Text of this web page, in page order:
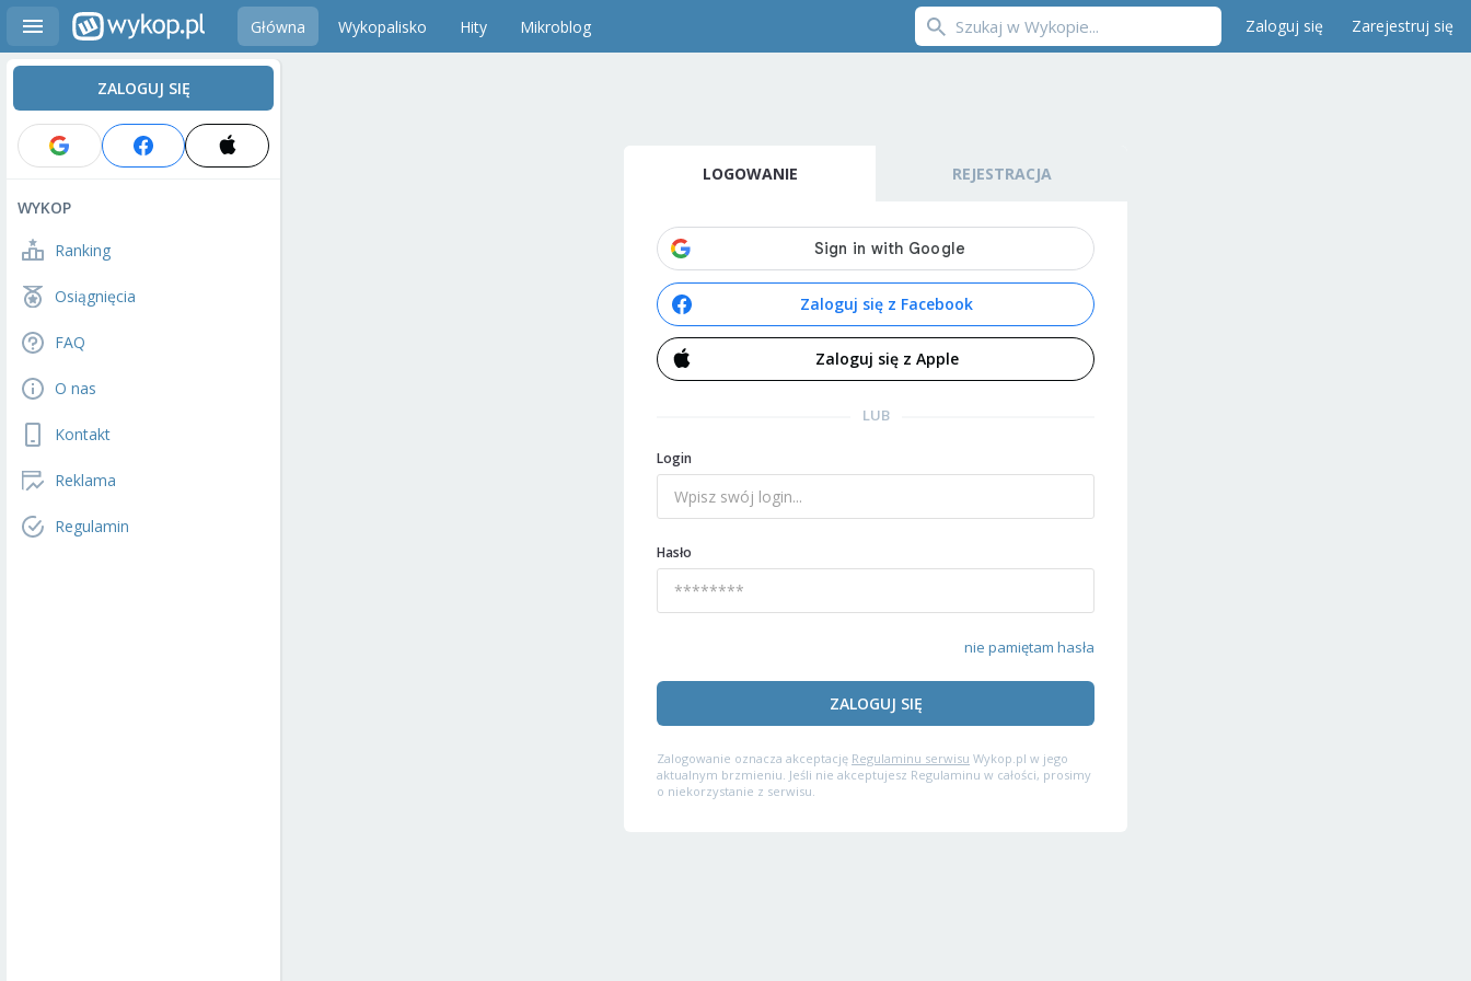
Główna Wykopalisko Hity Mikroblog Zaloguj się Zarejestruj się
ZALOGUJ SIĘ
WYKOP
Ranking
Osiągnięcia
FAQ
O nas
Kontakt
Reklama
Regulamin
LOGOWANIE REJESTRACJA
Zaloguj się z Facebook
Zaloguj się z Apple
LUB
Login
Hasło
nie pamiętam hasła
ZALOGUJ SIĘ
Zalogowanie oznacza akceptację Regulaminu serwisu Wykop.pl w jego
aktualnym brzmieniu. Jeśli nie akceptujesz Regulaminu w całości, prosimy
o niekorzystanie z serwisu.